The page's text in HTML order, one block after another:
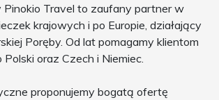
Pinokio Travel to zaufany partner w
krajowych i po Europie, działający
Poręby. Od lat pomagamy klientom
oraz Czech i Niemiec.
proponujemy bogatą ofertę